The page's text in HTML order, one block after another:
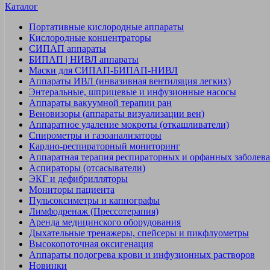
Каталог
Портативные кислородные аппараты
Кислородные концентраторы
СИПАП аппараты
БИПАП | НИВЛ аппараты
Маски для СИПАП-БИПАП-НИВЛ
Аппараты ИВЛ (инвазивная вентиляция легких)
Энтеральные, шприцевые и инфузионные насосы
Аппараты вакуумной терапии ран
Веновизоры (аппараты визуализации вен)
Аппаратное удаление мокроты (откашливатели)
Спирометры и газоанализаторы
Кардио-респираторный мониторинг
Аппаратная терапия респираторных и орфанных
Аспираторы (отсасыватели)
ЭКГ и дефибрилляторы
Мониторы пациента
Пульсоксиметры и капнографы
Лимфодренаж (Прессотерапия)
Аренда медицинского оборудования
Дыхательные тренажеры, спейсеры и пикфлуометры
Высокопоточная оксигенация
Аппараты подогрева крови и инфузионных растворов
Новинки